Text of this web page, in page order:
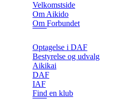
Velkomstside
Om Aikido
Om Forbundet
Optagelse i DAF
Bestyrelse og udvalg
Aikikai
DAF
IAF
Find en klub